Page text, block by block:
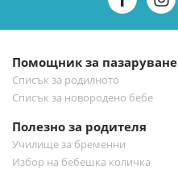
бюлетин:
Помощник за пазаруване
Списък за родилното
Списък за новородено бебе
Полезно за родителя
Училище за бременни
Избор на бебешка количка